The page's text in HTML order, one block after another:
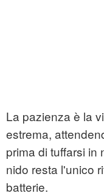
La pazienza è la
estrema,
prima di tuffarsi in
nido resta l'unico
batterie.